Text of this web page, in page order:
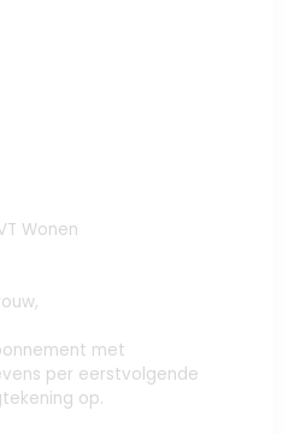
Wonen
met
per eerstvolgende
op.